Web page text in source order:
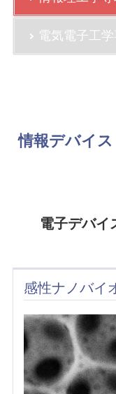
電気電子工
情報デバイ
電子デバイ
感性ナノバイ